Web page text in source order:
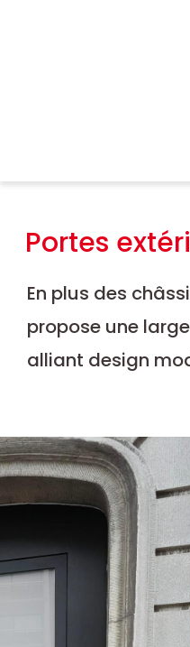
Portes
En plus des
propose une
alliant design